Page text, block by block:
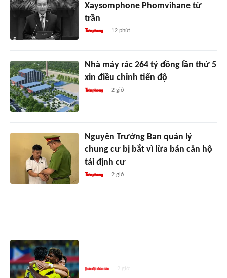
Xaysomphone Phomvihane từ
trần
12 phút
Nhà máy rác 264 tỷ đồng lần thứ 5
xin điều chỉnh tiến độ
2 giờ
Nguyên Trưởng Ban quản lý
chung cư bị bắt vì lừa bán căn hộ
tái định cư
2 giờ
2 giờ